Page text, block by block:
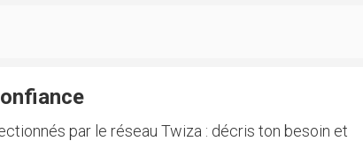
par le réseau Twiza : décris ton besoin et